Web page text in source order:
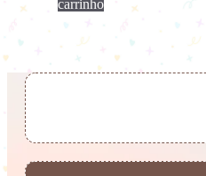
carrinho